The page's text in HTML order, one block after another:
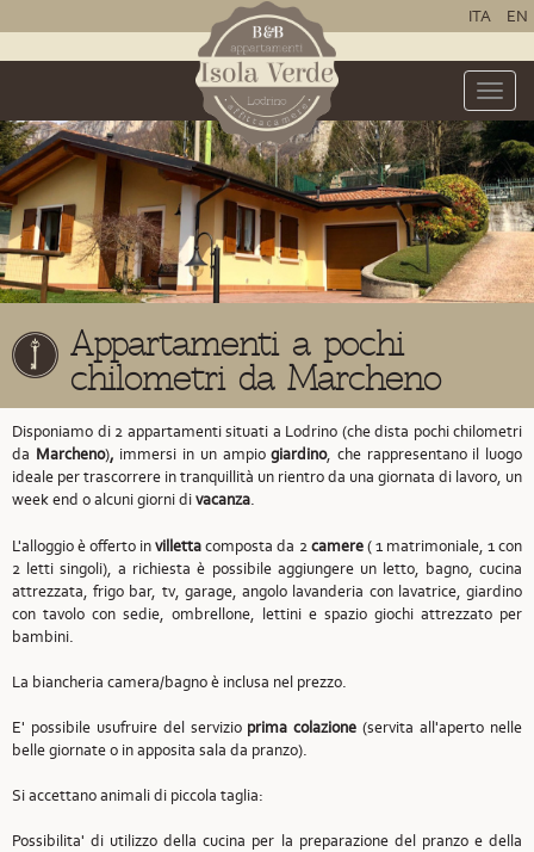
ITA EN
Toggle
Appartamenti a pochi
chilometri da Marcheno
Disponiamo di 2 appartamenti situati a Lodrino (che dista pochi chilometri
da Marcheno), immersi in un ampiogiardino, che rappresentano il luogo
ideale per trascorrere in tranquillità un rientro da una giornata di lavoro, un
week end o alcuni giorni divacanza.
L'alloggio è offerto invillettacomposta da 2camere( 1 matrimoniale, 1 con
2 letti singoli), a richiesta è possibile aggiungere un letto, bagno, cucina
attrezzata, frigo bar, tv, garage, angolo lavanderia con lavatrice, giardino
con tavolo con sedie, ombrellone, lettini e spazio giochi attrezzato per
bambini.
La biancheria camera/bagno è inclusa nel prezzo.
E' possibile usufruire del servizio prima colazione (servita all'aperto nelle
belle giornate o in apposita sala da pranzo).
Si accettano animali di piccola taglia:
Possibilita' di utilizzo della cucina per la preparazione del pranzo e della